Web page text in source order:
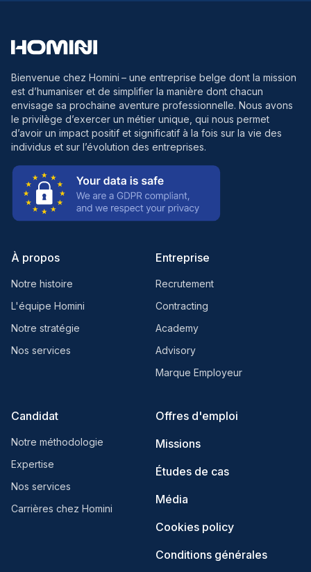
Bienvenue chez Homini – une entreprise belge dont la mission
est d’humaniser et de simplifier la manière dont chacun
envisage sa prochaine aventure professionnelle. Nous avons
le privilège d’exercer un métier unique, qui nous permet
d’avoir un impact positif et significatif à la fois sur la vie des
individus et sur l’évolution des entreprises.
À propos
Notre histoire
L'équipe Homini
Notre stratégie
Nos services
Entreprise
Recrutement
Contracting
Academy
Advisory
Marque Employeur
Candidat
Notre méthodologie
Expertise
Nos services
Carrières chez Homini
Offres d'emploi
Missions
Études de cas
Média
Cookies policy
Conditions générales